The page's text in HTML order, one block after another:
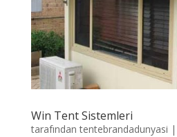
Win Tent Sistemleri
tarafındantentebrandadunyasi |